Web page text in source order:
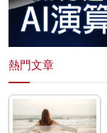
熱門文章